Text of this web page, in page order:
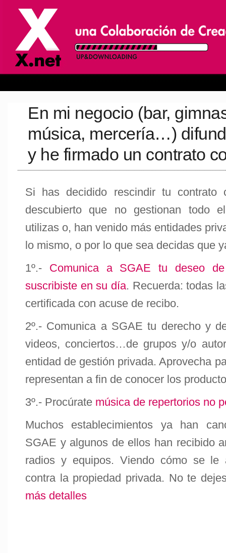
En mi negocio (bar,
música, mercería…)
y he firmado un contrato
Si has decidido rescindir tu contrato
descubierto que no gestionan todo
utilizas o, han venido más entidades
lo mismo, o por lo que sea decidas que
1º.- Comunica a SGAE tu deseo
suscribiste en su día. Recuerda: todas
certificada con acuse de recibo.
2º.- Comunica a SGAE tu derecho y
videos, conciertos…de grupos y/o
entidad de gestión privada. Aprovecha
representan a fin de conocer los
3º.- Procúrate música de repertorios no
Muchos establecimientos ya han
SGAE y algunos de ellos han recibido
radios y equipos. Viendo cómo se le
contra la propiedad privada. No te
más detalles